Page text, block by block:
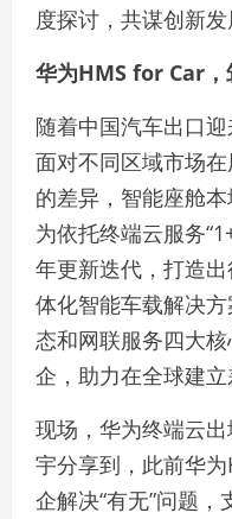
度探讨，共谋创新发
华为HMS for Car，
随着中国汽车出口
面对不同区域市场
的差异，智能座舱
为依托终端云服务
年更新迭代，打造
体化智能车载解决
态和网联服务四大
企，助力在全球建立
现场，华为终端云
宇分享到，此前华
企解决“有无”问题，